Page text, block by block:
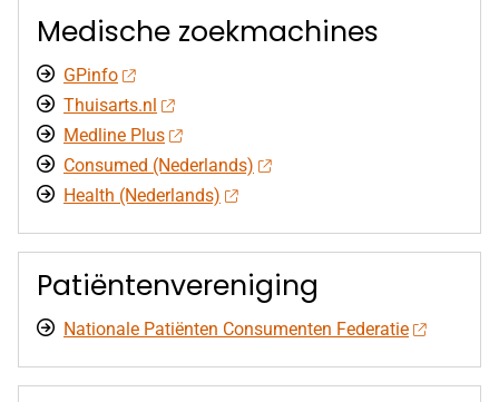
Medische zoekmachines
GPinfo
Thuisarts.nl
Medline Plus
Consumed (Nederlands)
Health (Nederlands)
Patiëntenvereniging
Nationale Patiënten Consumenten Federatie